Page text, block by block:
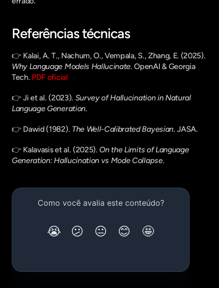
Referências técnicas
Why Language Models Hallucinate. OpenAI & Georgia
Tech. PDF oficial
👉 Ji et al. (2023). Survey of Hallucination in Natural
Language Generation.
👉 Dawid (1982). The Well-Calibrated Bayesian. JASA.
👉 Kalavasis et al. (2025). On the Limits of Language
Generation: Hallucination vs Mode Collapse.